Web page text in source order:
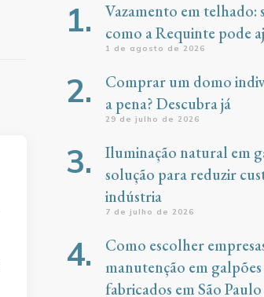
Vazamento em telhado:
como a Requinte pode
1 de agosto de 2026
Comprar um domo
a pena? Descubra já
29 de julho de 2026
Iluminação natural em
solução para reduzir
indústria
7 de julho de 2026
Como escolher
manutenção em
fabricados em São Paulo